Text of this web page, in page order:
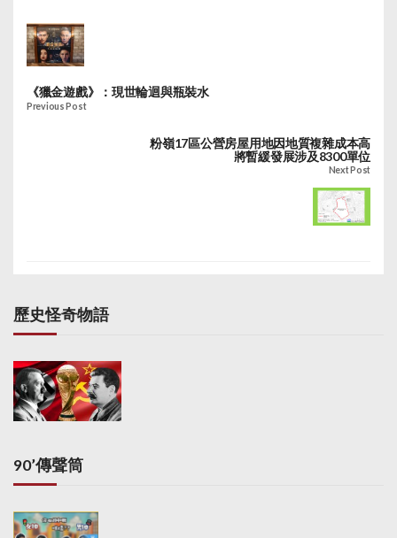
《獵金遊戲》：現世輪迴與瓶裝水
Previous Post
粉嶺17區公營房屋用地因地質複雜成本高
將暫緩發展涉及8300單位
Next Post
歷史怪奇物語
90’傳聲筒